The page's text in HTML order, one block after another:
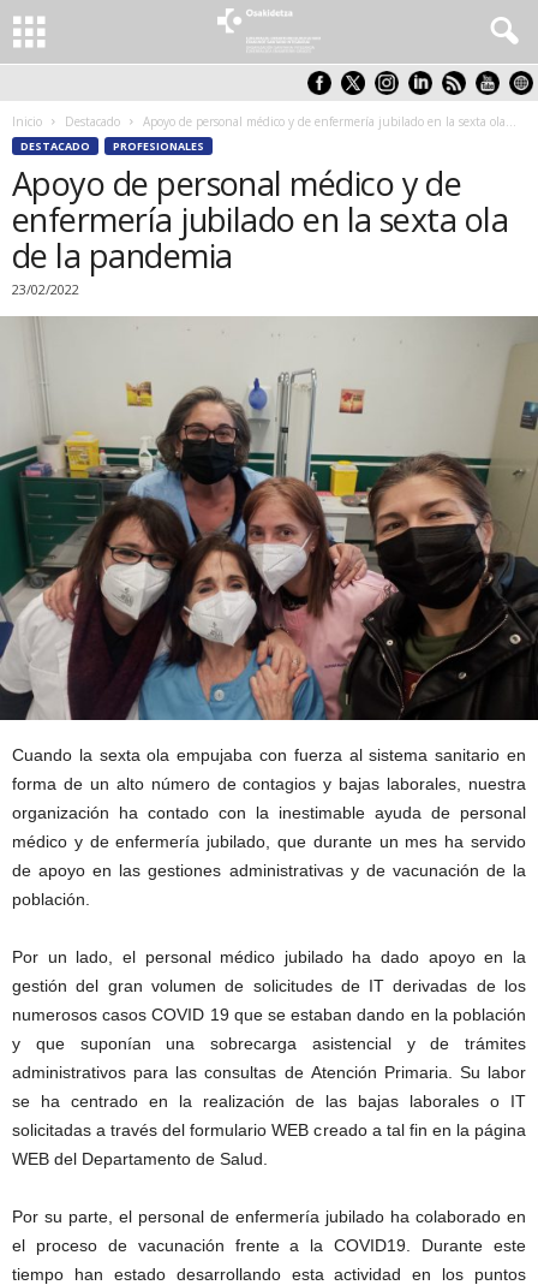
Inicio Destacado Apoyo de personal médico y de enfermería jubilado en la sexta ola...
DESTACADO PROFESIONALES
Apoyo de personal médico y de
enfermería jubilado en la sexta ola
de la pandemia
23/02/2022
Cuando la sexta ola empujaba con fuerza al sistema sanitario en
forma de un alto número de contagios y bajas laborales, nuestra
organización ha contado con la inestimable ayuda de personal
médico y de enfermería jubilado, que durante un mes ha servido
de apoyo en las gestiones administrativas y de vacunación de la
población.
Por un lado, el personal médico jubilado ha dado apoyo en la
gestión del gran volumen de solicitudes de IT derivadas de los
numerosos casos COVID 19 que se estaban dando en la población
y que suponían una sobrecarga asistencial y de trámites
administrativos para las consultas de Atención Primaria. Su labor
se ha centrado en la realización de las bajas laborales o IT
solicitadas a través del formulario WEB creado a tal fin en la página
WEB del Departamento de Salud.
Por su parte, el personal de enfermería jubilado ha colaborado en
el proceso de vacunación frente a la COVID19. Durante este
tiempo han estado desarrollando esta actividad en los puntos